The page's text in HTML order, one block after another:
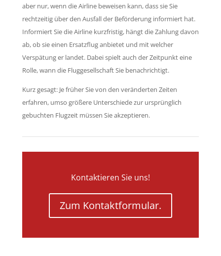
aber nur, wenn die Airline beweisen kann, dass sie Sie
rechtzeitig über den Ausfall der Beförderung informiert hat.
Informiert Sie die Airline kurzfristig, hängt die Zahlung davon
ab, ob sie einen Ersatzflug anbietet und mit welcher
Verspätung er landet. Dabei spielt auch der Zeitpunkt eine
Rolle, wann die Fluggesellschaft Sie benachrichtigt.
Kurz gesagt: Je früher Sie von den veränderten Zeiten
erfahren, umso größere Unterschiede zur ursprünglich
gebuchten Flugzeit müssen Sie akzeptieren.
Kontaktieren Sie uns!
Zum Kontaktformular.